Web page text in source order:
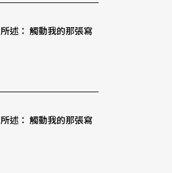
述： 觸動我的那張寫
述： 觸動我的那張寫